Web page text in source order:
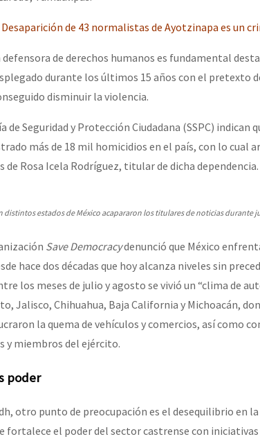
o mundo saiba! Nossas lutas pela memória, a justiça e
por el CNI: 30 años de Resistencia y Rebeldía
de 43 normalistas de Ayotzinapa es un
de derechos humanos es fundamental
durante los últimos 15 años con el pretexto
disminuir la violencia.
de Seguridad y Protección Ciudadana (SSPC) indican
más de 18 mil homicidios en el país, con lo cual
de Rosa Icela Rodríguez, titular de dicha dependencia.
distintos estados de México acapararon los titulares de noticias durante
Save Democracydenunció que México
hace dos décadas que hoy alcanza niveles sin
los meses de julio y agosto se vivió un “clima de
Jalisco, Chihuahua, Baja California y Michoacán,
la quema de vehículos y comercios, así como
y miembros del ejército.
poder
otro punto de preocupación es el desequilibrio en
fortalece el poder del sector castrense con